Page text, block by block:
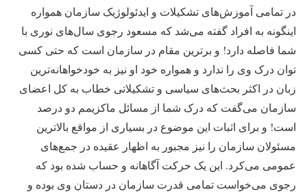
در تمامی آموزش‌های تشکیلات و ایدئولوژیک سازمان همواره
اینگونه به افراد گفته می‌شد که مسعود رجوی سال‌های نوری با
شما فاصله دارد! و برترین مقام در سازمان است که حتی کسی
توان درک وی را ندارد و همواره خود او نیز به خودخواهانه‌ترین
زبان در اکثر بحث‌های سیاسی و تشکیلاتی خطاب به کل اعضای
سازمان می‌گفت که درک شما از مسائل ماکزیمم دو درصد
است! و برای اثبات این موضوع در بسیاری از مواقع بالاترین
مسئولان سازمان را نیز مجبور به اظهار عقیده در جمع‌های
عمومی می‌کرد. این یک حرکت آگاهانه و حساب شده بود که
رجوی می‌خواست تمامی قدرت سازمان در دستان وی بوده و